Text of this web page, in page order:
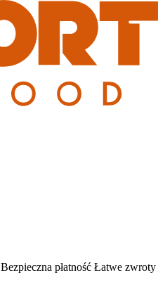
Bezpieczna płatność Łatwe zwroty